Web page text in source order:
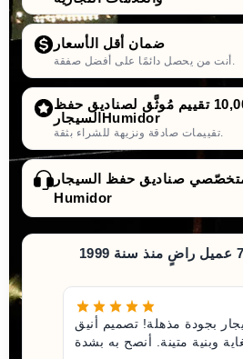
ضمان أقل الأسعار
أنت من يحصل دائمًا على أفضل صفقة.
أكثر من 10,000 تقييم مُوثَّق لصناديق حفظ
السيجارHumidor
تقييمات صادقة ونزيهة للشراء بثقة.
صناديق حفظ السيجار
Humidor
بجودة مذهلة! تصميم أنيق